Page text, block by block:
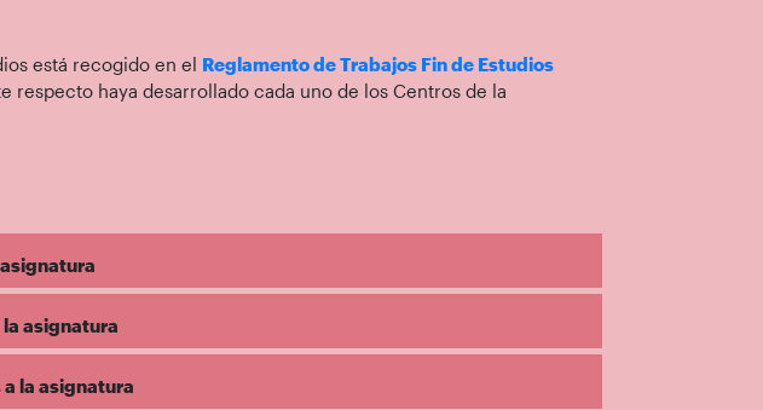
está recogido en el Reglamento de Trabajos Fin de Estudios
respecto haya desarrollado cada uno de los Centros de la
asignatura
la asignatura